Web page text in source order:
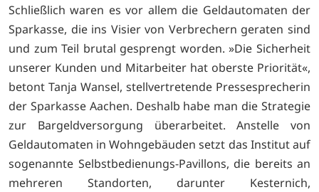
Schließlich waren es vor allem die Geldautomaten der
Sparkasse, die ins Visier von Verbrechern geraten sind
und zum Teil brutal gesprengt worden. »Die Sicherheit
unserer Kunden und Mitarbeiter hat oberste Priorität«,
betont Tanja Wansel, stellvertretende Pressesprecherin
der Sparkasse Aachen. Deshalb habe man die Strategie
zur Bargeldversorgung überarbeitet. Anstelle von
Geldautomaten in Wohngebäuden setzt das Institut auf
sogenannte Selbstbedienungs-Pavillons, die bereits an
mehreren Standorten, darunter Kesternich,